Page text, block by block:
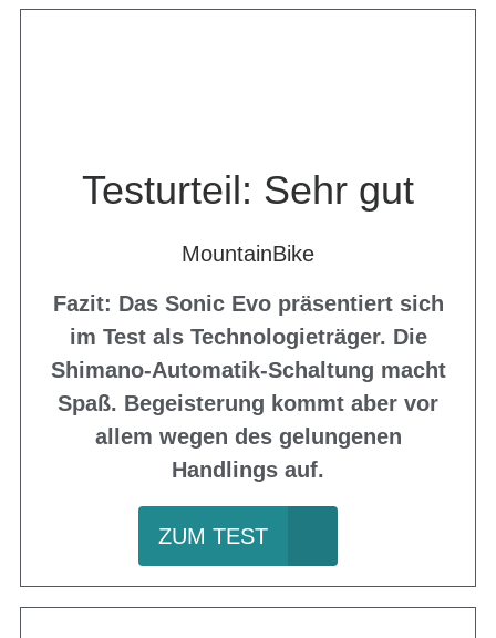
Testurteil: Sehr gut
MountainBike
Fazit: Das Sonic Evo präsentiert sich
im Test als Technologieträger. Die
Shimano-Automatik-Schaltung macht
Spaß. Begeisterung kommt aber vor
allem wegen des gelungenen
Handlings auf.
ZUM TEST